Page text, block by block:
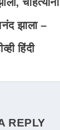
झाला –
हिंदी
REPLY